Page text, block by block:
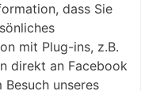
dass Sie
mit Plug-ins, z.B.
direkt an Facebook
unseres